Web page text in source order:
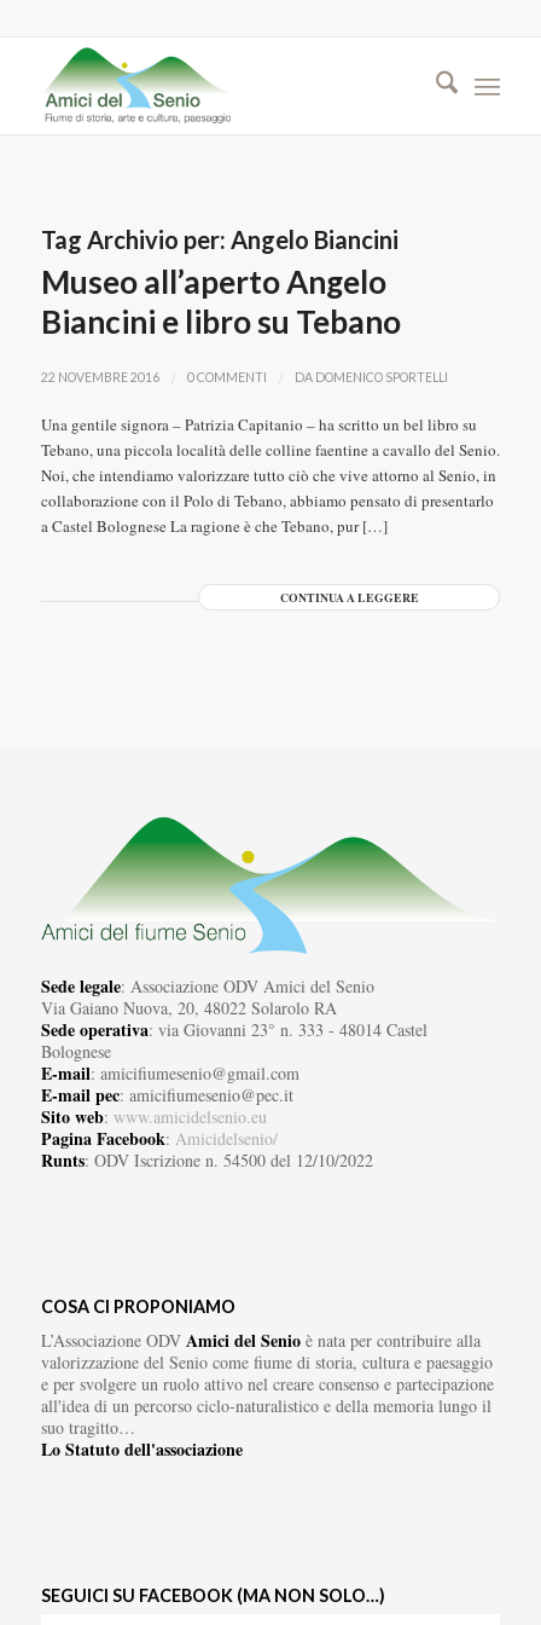
Tag Archivio per: Angelo Biancini
Museo all’aperto Angelo
Biancini e libro su Tebano
22 NOVEMBRE 2016 / 0 COMMENTI / DA DOMENICO SPORTELLI
Una gentile signora – Patrizia Capitanio – ha scritto un bel libro su
Tebano, una piccola località delle colline faentine a cavallo del Senio.
Noi, che intendiamo valorizzare tutto ciò che vive attorno al Senio, in
collaborazione con il Polo di Tebano, abbiamo pensato di presentarlo
a Castel Bolognese La ragione è che Tebano, pur […]
CONTINUA A LEGGERE
Sede legale: Associazione ODV Amici del Senio
Via Gaiano Nuova, 20, 48022 Solarolo RA
Sede operativa: via Giovanni 23° n. 333 - 48014 Castel
Bolognese
E-mail: amicifiumesenio@gmail.com
E-mail pec: amicifiumesenio@pec.it
Sito web: www.amicidelsenio.eu
Pagina Facebook: Amicidelsenio/
Runts: ODV Iscrizione n. 54500 del 12/10/2022
COSA CI PROPONIAMO
L’Associazione ODV Amici del Senioè nata per contribuire alla
valorizzazione del Senio come fiume di storia, cultura e paesaggio
e per svolgere un ruolo attivo nel creare consenso e partecipazione
all'idea di un percorso ciclo-naturalistico e della memoria lungo il
suo tragitto…
Lo Statuto dell'associazione
SEGUICI SU FACEBOOK (MA NON SOLO…)